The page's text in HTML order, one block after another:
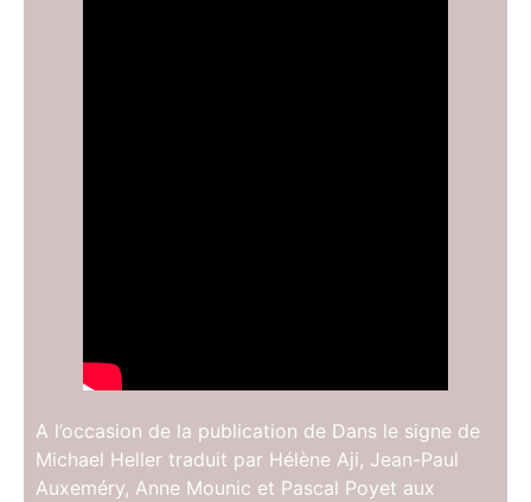
A l’occasion de la publication de Dans le signe de
Michael Heller traduit par Hélène Aji, Jean-Paul
Auxeméry, Anne Mounic et Pascal Poyet aux